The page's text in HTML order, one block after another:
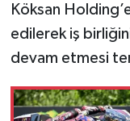
Köksan
edilerek iş
devam etmesi
Yaşam
Yeme-İçme
Yemek